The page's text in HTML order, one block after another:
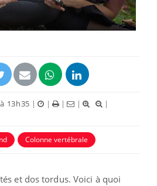
13h35 | | | |
|
Colonne vertébrale
et dos tordus. Voici à quoi